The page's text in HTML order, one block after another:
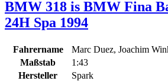
BMW 318 is BMW Fina
24H Spa 1994
Fahrername
Marc Duez, Joachim
Maßstab
1:43
Hersteller
Spark